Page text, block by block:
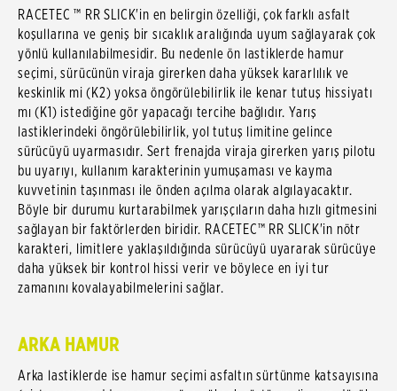
RACETEC ™ RR SLICK'in en belirgin özelliği, çok farklı asfalt
koşullarına ve geniş bir sıcaklık aralığında uyum sağlayarak çok
yönlü kullanılabilmesidir. Bu nedenle ön lastiklerde hamur
seçimi, sürücünün viraja girerken daha yüksek kararlılık ve
keskinlik mi (K2) yoksa öngörülebilirlik ile kenar tutuş hissiyatı
mı (K1) istediğine gör yapacağı tercihe bağlıdır. Yarış
lastiklerindeki öngörülebilirlik, yol tutuş limitine gelince
sürücüyü uyarmasıdır. Sert frenajda viraja girerken yarış pilotu
bu uyarıyı, kullanım karakterinin yumuşaması ve kayma
kuvvetinin taşınması ile önden açılma olarak algılayacaktır.
Böyle bir durumu kurtarabilmek yarışçıların daha hızlı gitmesini
sağlayan bir faktörlerden biridir. RACETEC™ RR SLICK'in nötr
karakteri, limitlere yaklaşıldığında sürücüyü uyararak sürücüye
daha yüksek bir kontrol hissi verir ve böylece en iyi tur
zamanını kovalayabilmelerini sağlar.
ARKA HAMUR
Arka lastiklerde ise hamur seçimi asfaltın sürtünme katsayısına